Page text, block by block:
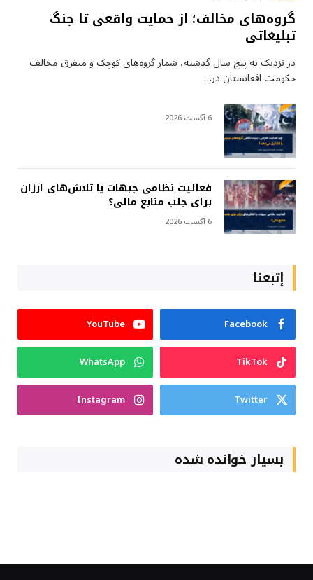
گروه‌های مخالف؛ از حمایت واقعی تا جنگ
تبلیغاتی
در نزدیک به پنج سال گذشته، شمار گروه‌های کوچک و متفرق مخالف
حکومت افغانستان در…
6 آگست 2026
فعالیت نظامی جبهات یا تلاش‌های ارزان
برای جلب منابع مالی؟
6 آگست 2026
إتبعنا
Facebook
YouTube
TikTok
WhatsApp
Twitter
Instagram
بسیار خوانده شده